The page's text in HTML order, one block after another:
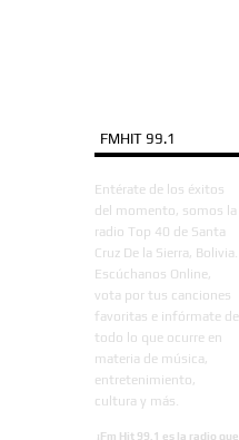
FMHIT 99.1
Entérate de los éxitos
del momento, somos la
radio Top 40 de Santa
Cruz De la Sierra, Bolivia.
Escúchanos Online,
vota por tus canciones
favoritas e infórmate de
todo lo que ocurre en
materia de música,
entretenimiento,
cultura y más.
¡Fm Hit 99.1 es la radio que